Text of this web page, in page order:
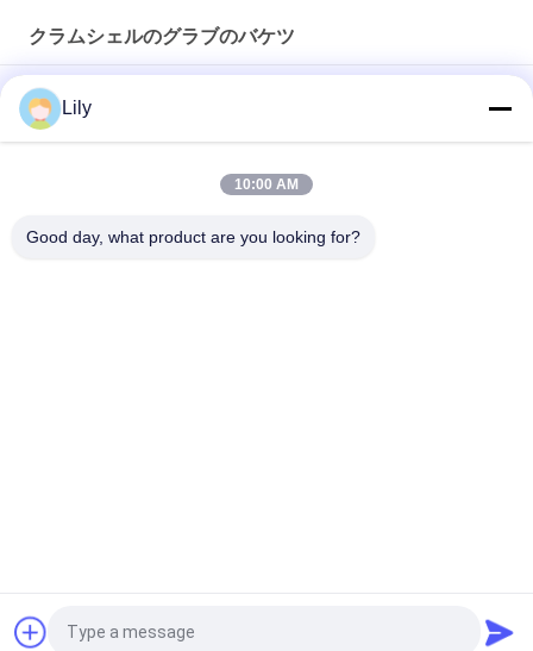
クラムシェルのグラブのバケツ
機械浚渫のグラブ2ロープのクラムシェルを材木で支えること
2皮クラムシェルのグラブのバケツ100m無線の無線リモート・
Lily
10:00 AM
Good day, what product are you looking for?